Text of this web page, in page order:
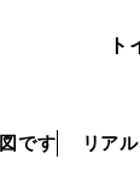
です リア